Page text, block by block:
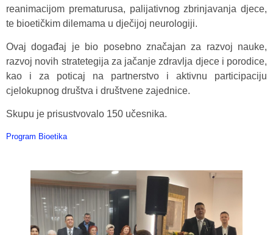
reanimacijom prematurusa, palijativnog zbrinjavanja djece,
te bioetičkim dilemama u dječijoj neurologiji.
Ovaj događaj je bio posebno značajan za razvoj nauke,
razvoj novih stratetegija za jačanje zdravlja djece i porodice,
kao i za poticaj na partnerstvo i aktivnu participaciju
cjelokupnog društva i društvene zajednice.
Skupu je prisustvovalo 150 učesnika.
Program Bioetika